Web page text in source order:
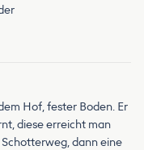
Hof, fester Boden. Er
diese erreicht man
dann eine